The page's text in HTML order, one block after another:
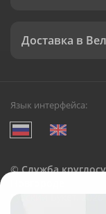
Доставка в
Язык интерфейса:
©Служба
Русский Букет, 2026